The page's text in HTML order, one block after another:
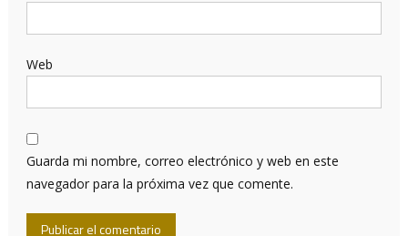
Web
Guarda mi nombre, correo electrónico y web en este
navegador para la próxima vez que comente.